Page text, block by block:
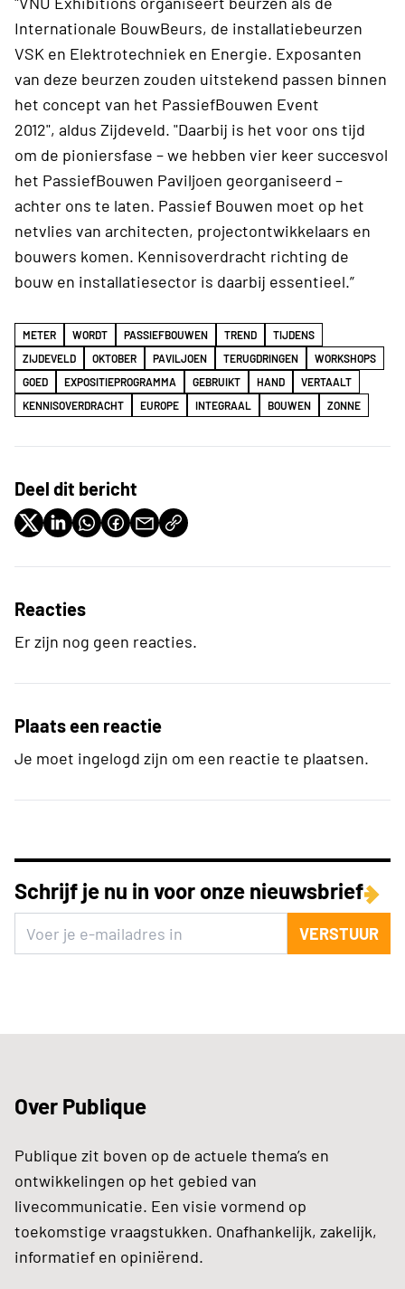
Internationale BouwBeurs, de installatiebeurzen
VSK en Elektrotechniek en Energie. Exposanten
van deze beurzen zouden uitstekend passen binnen
het concept van het PassiefBouwen Event
2012", aldus Zijdeveld. "Daarbij is het voor ons tijd
om de pioniersfase – we hebben vier keer succesvol
het PassiefBouwen Paviljoen georganiseerd –
achter ons te laten. Passief Bouwen moet op het
netvlies van architecten, projectontwikkelaars en
bouwers komen. Kennisoverdracht richting de
bouw en installatiesector is daarbij essentieel.”
METER WORDT PASSIEFBOUWEN TREND
TIJDENS
ZIJDEVELD
OKTOBER PAVILJOEN TERUGDRINGEN
WORKSHOPS
GOED
EXPOSITIEPROGRAMMA GEBRUIKT HAND
VERTAALT
KENNISOVERDRACHT
EUROPE INTEGRAAL BOUWEN ZONNE
Deel dit bericht
Reacties
Er zijn nog geen reacties.
Plaats een reactie
Je moet ingelogd zijn om een reactie te plaatsen.
Schrijf je nu in voor onze nieuwsbrief
VERSTUUR
Over Publique
Publique zit boven op de actuele thema’s en
ontwikkelingen op het gebied van
livecommunicatie. Een visie vormend op
toekomstige vraagstukken. Onafhankelijk, zakelijk,
informatief en opiniërend.